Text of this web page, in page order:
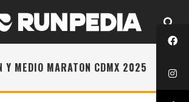
Y MEDIO MARATON CDMX 2025